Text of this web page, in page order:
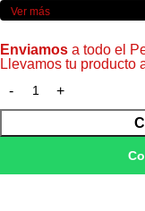
Ver más
Enviamos a todo el
Llevamos tu producto